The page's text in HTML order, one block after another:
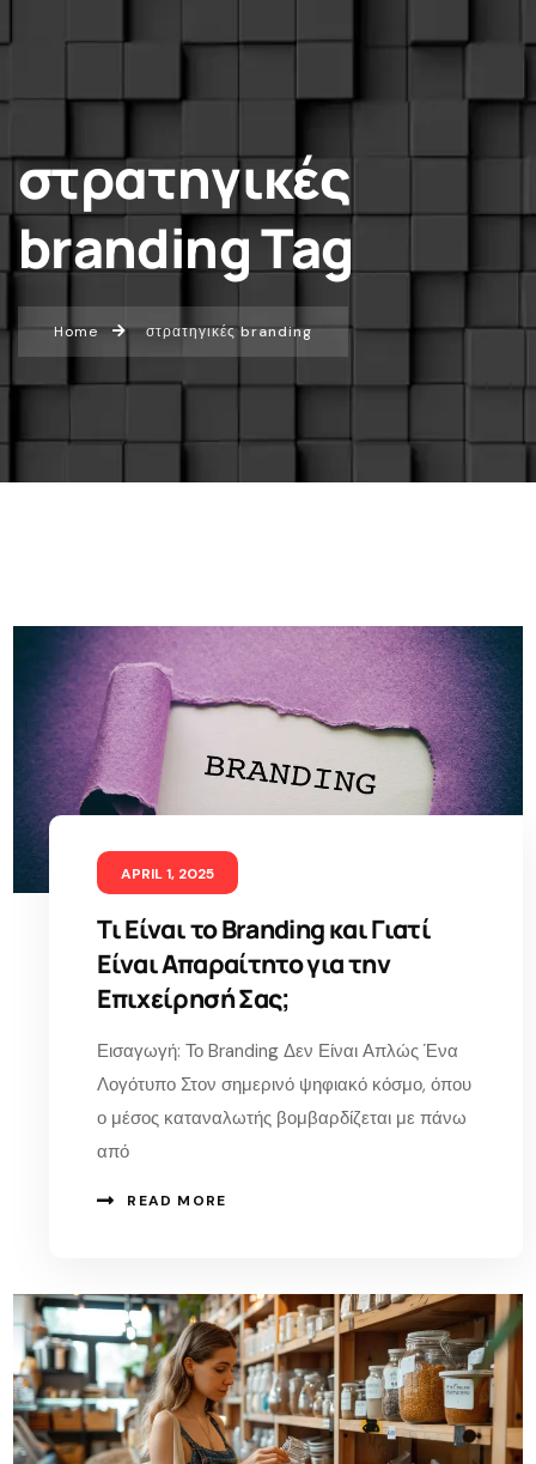
στρατηγικές
branding Tag
Home στρατηγικές branding
APRIL 1, 2025
Τι Είναι το Branding και Γιατί
Είναι Απαραίτητο για την
Επιχείρησή Σας;
Εισαγωγή: Το Branding Δεν Είναι Απλώς Ένα
Λογότυπο Στον σημερινό ψηφιακό κόσμο, όπου
ο μέσος καταναλωτής βομβαρδίζεται με πάνω
από
READ MORE